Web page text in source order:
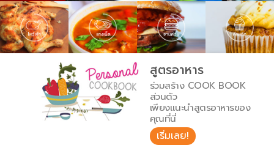
สารพันก้นครัว
เคล็ดลับน่ารู้
เปรียบเทียบหน่วยการตวง
เปรียบเทียบอุณหภูมิ
เปรียบเทียบน้ำหนักวัตถุดิบ
FoodPedia
สร้าง Cookbook
สูตรอาหาร
ร่วมสร้าง COOK BOOK
ส่วนตัว
เพียงแนะนำสูตรอาหารของ
คุณที่นี่
เริ่มเลย!